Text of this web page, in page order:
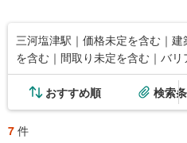
三河塩津駅｜価格未定を含む｜
を含む｜間取り未定を含む｜バ
おすすめ順 検索
7 件